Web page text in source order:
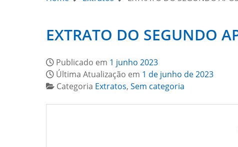
EXTRATO DO SEGUNDO
Publicado em 1 junho 2023
Última Atualização em 1 de junho de 2023
Categoria Extratos, Sem categoria